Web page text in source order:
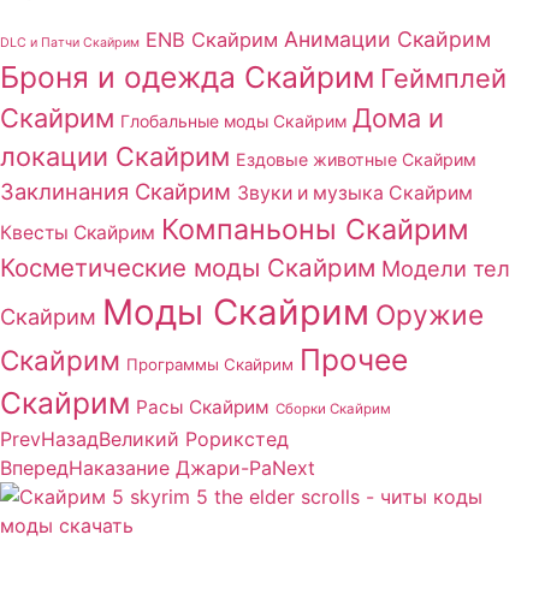
DLC и Патчи Скайрим ENB Скайрим Анимации Скайрим
Броня и одежда Скайрим Геймплей
Скайрим Глобальные моды Скайрим Дома и
локации Скайрим Ездовые животные Скайрим
Заклинания Скайрим Звуки и музыка Скайрим
Квесты Скайрим Компаньоны Скайрим
Косметические моды Скайрим Модели тел
Скайрим Моды Скайрим Оружие
Скайрим Программы Скайрим Прочее
Скайрим Расы Скайрим Сборки Скайрим
PrevНазадВеликий Рорикстед
ВпередНаказание Джари-РаNext